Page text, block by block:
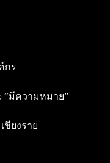
กร
“มีความหมาย”
ชียงราย